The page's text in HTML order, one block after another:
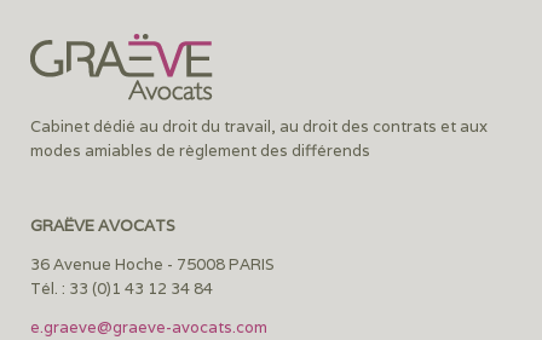
Cabinet dédié au droit du travail, au droit des contrats et aux
modes amiables de règlement des différends
GRAËVE AVOCATS
36 Avenue Hoche - 75008 PARIS
Tél. : 33 (0)1 43 12 34 84
e.graeve@graeve-avocats.com